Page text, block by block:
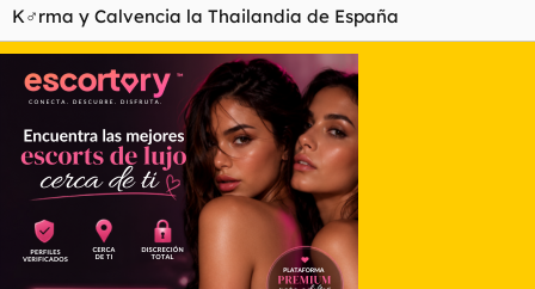
que me mataba"
K♂rma y Calvencia la Thailandia de España